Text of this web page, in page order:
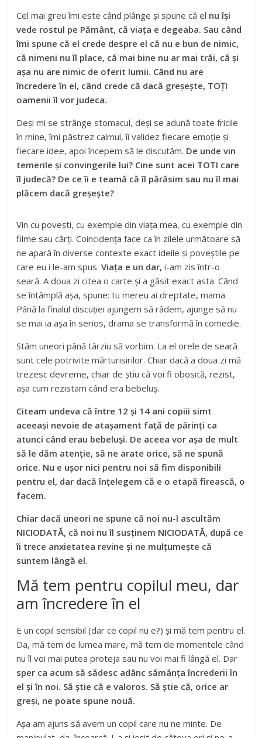
Cel mai greu îmi este când plânge și spune că el nu își
vede rostul pe Pământ, că viața e degeaba. Sau când
îmi spune că el crede despre el că nu e bun de nimic,
că nimeni nu îl place, că mai bine nu ar mai trăi, că și
așa nu are nimic de oferit lumii. Când nu are
încredere în el, când crede că dacă greșește, TOȚI
oamenii îl vor judeca.
Deși mi se strânge stomacul, deși se adună toate fricile
în mine, îmi păstrez calmul, îi validez fiecare emoție și
fiecare idee, apoi începem să le discutăm. De unde vin
temerile și convingerile lui? Cine sunt acei TOTI care
îl judecă? De ce îi e teamă că îl părăsim sau nu îl mai
plăcem dacă greșește?
Vin cu povești, cu exemple din viața mea, cu exemple din
filme sau cărți. Coincidența face ca în zilele următoare să
ne apară în diverse contexte exact ideile și poveștile pe
care eu i le-am spus.Viața e un dar,i-am zis într-o
seară. A doua zi citea o carte și a găsit exact asta. Când
se întâmplă așa, spune: tu mereu ai dreptate, mama.
Până la finalul discuției ajungem să râdem, ajunge să nu
se mai ia așa în serios, drama se transformă în comedie.
Stăm uneori până târziu să vorbim. La el orele de seară
sunt cele potrivite mărturisirilor. Chiar dacă a doua zi mă
trezesc devreme, chiar de știu că voi fi obosită, rezist,
așa cum rezistam când era bebeluș.
Citeam undeva că între 12 și 14 ani copiii simt
aceeași nevoie de atașament față de părinți ca
atunci când erau bebeluși. De aceea vor așa de mult
să le dăm atenție, să ne arate orice, să ne spună
orice. Nu e ușor nici pentru noi să fim disponibili
pentru el, dar dacă înțelegem că e o etapă firească, o
facem.
Chiar dacă uneori ne spune că noi nu-l ascultăm
NICIODATĂ, că noi nu îl susținem NICIODATĂ, după ce
îi trece anxietatea revine și ne mulțumește că
suntem lângă el.
Mă tem pentru copilul meu, dar
am încredere în el
E un copil sensibil (dar ce copil nu e?) și mă tem pentru el.
Da, mă tem de lumea mare, mă tem de momentele când
nu îl voi mai putea proteja sau nu voi mai fi lângă el. Dar
sper ca acum să sădesc adânc sămânța încrederii în
el și în noi. Să știe că e valoros. Să știe că, orice ar
greși, ne poate spune nouă.
Așa am ajuns să avem un copil care nu ne minte. De